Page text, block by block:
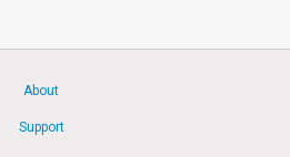
About
Support